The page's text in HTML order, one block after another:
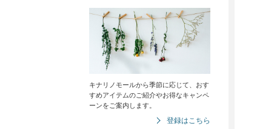
キナリノモールから季節に応じて、おす
すめアイテムのご紹介やお得なキャンペ
ーンをご案内します。
登録はこちら